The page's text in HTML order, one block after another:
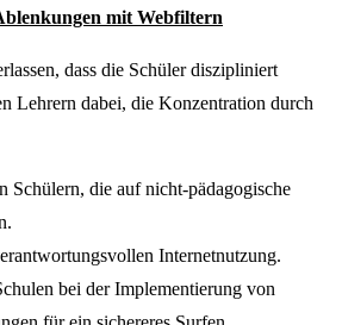
mit Webfiltern
dass die Schüler diszipliniert
Lehrern dabei, die Konzentration durch
Schülern, die auf nicht-pädagogische
Internetnutzung.
bei der Implementierung von